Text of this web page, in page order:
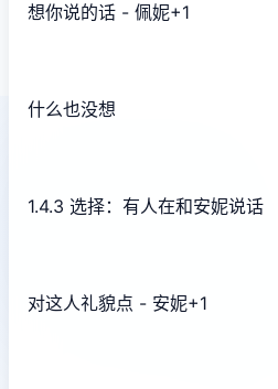
想你说的话 - 佩妮+1
什么也没想
1.4.3 选择：有人在和安妮说话
对这人礼貌点 - 安妮+1